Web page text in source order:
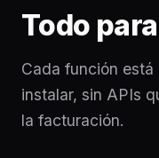
Todo
Cada función
instalar, sin APIs
la facturación.